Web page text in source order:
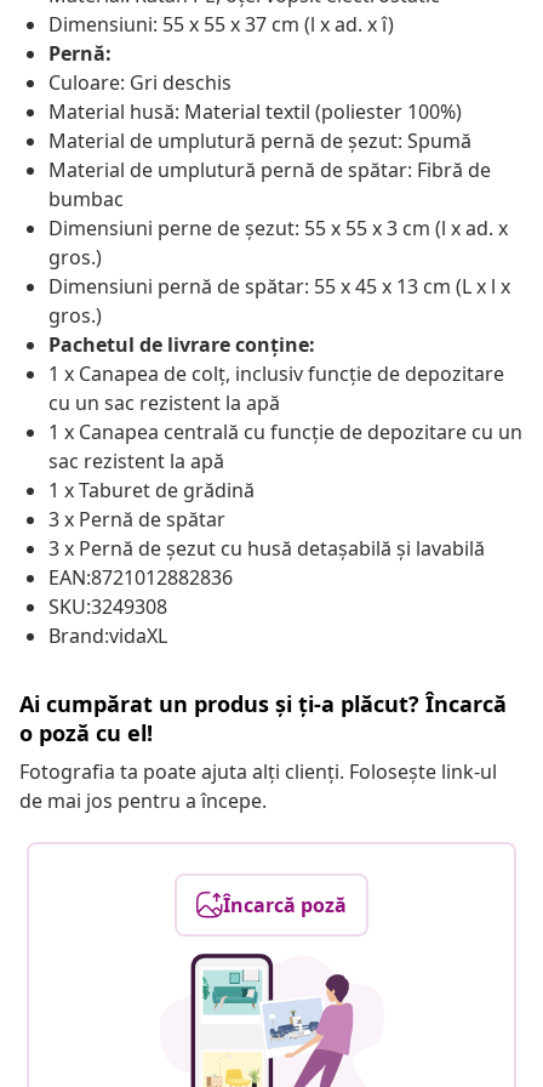
Dimensiuni: 55 x 55 x 37 cm (l x ad. x î)
Pernă:
Culoare: Gri deschis
Material husă: Material textil (poliester 100%)
Material de umplutură pernă de șezut: Spumă
Material de umplutură pernă de spătar: Fibră de
bumbac
Dimensiuni perne de șezut: 55 x 55 x 3 cm (l x ad. x
gros.)
Dimensiuni pernă de spătar: 55 x 45 x 13 cm (L x l x
gros.)
Pachetul de livrare conține:
1 x Canapea de colț, inclusiv funcție de depozitare
cu un sac rezistent la apă
1 x Canapea centrală cu funcție de depozitare cu un
sac rezistent la apă
1 x Taburet de grădină
3 x Pernă de spătar
3 x Pernă de șezut cu husă detașabilă și lavabilă
EAN:8721012882836
SKU:3249308
Brand:vidaXL
Ai cumpărat un produs și ți-a plăcut? Încarcă
o poză cu el!
Fotografia ta poate ajuta alți clienți. Folosește link-ul
de mai jos pentru a începe.
Încarcă poză